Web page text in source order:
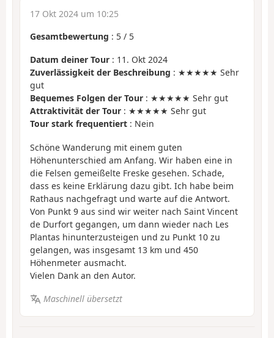
17 Okt 2024 um 10:25
Gesamtbewertung : 5 / 5
Datum deiner Tour : 11. Okt 2024
Zuverlässigkeit der Beschreibung : ★★★★★ Sehr
gut
Bequemes Folgen der Tour : ★★★★★ Sehr gut
Attraktivität der Tour : ★★★★★ Sehr gut
Tour stark frequentiert : Nein
Schöne Wanderung mit einem guten
Höhenunterschied am Anfang. Wir haben eine in
die Felsen gemeißelte Freske gesehen. Schade,
dass es keine Erklärung dazu gibt. Ich habe beim
Rathaus nachgefragt und warte auf die Antwort.
Von Punkt 9 aus sind wir weiter nach Saint Vincent
de Durfort gegangen, um dann wieder nach Les
Plantas hinunterzusteigen und zu Punkt 10 zu
gelangen, was insgesamt 13 km und 450
Höhenmeter ausmacht.
Vielen Dank an den Autor.
Maschinell übersetzt